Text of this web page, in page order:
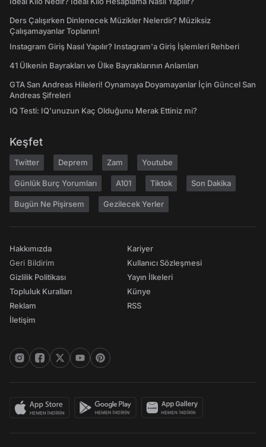
Ders Çalışırken Dinlenecek Müzikler Nelerdir? Müziksiz
Çalışamayanlar Toplanın!
Instagram Giriş Nasıl Yapılır? Instagram'a Giriş İşlemleri Rehberi
41 Ülkenin Bayrakları ve Ülke Bayraklarının Anlamları
GTA San Andreas Hileleri! Oynamaya Doyamayanlar İçin Güncel San
Andreas Şifreleri
IQ Testi: IQ'unuzun Kaç Olduğunu Merak Ettiniz mi?
Keşfet
Twitter Deprem Zam Youtube
Günlük Burç Yorumları A101 Tiktok Son Dakika
Bugün Ne Pişirsem Gezilecek Yerler
Hakkımızda
Geri Bildirim
Gizlilik Politikası
Topluluk Kuralları
Reklam
İletişim
Kariyer
Kullanıcı Sözleşmesi
Yayın İlkeleri
Künye
RSS